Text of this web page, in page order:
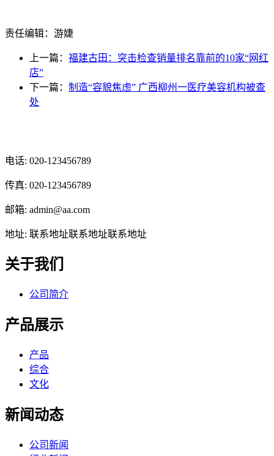
责任编辑：游婕
上一篇： 福建古田：突击检查销量排名靠前的10家“网红
店”
下一篇： 制造“容貌焦虑” 广西柳州一医疗美容机构被查
处
电话: 020-123456789
传真: 020-123456789
邮箱: admin@aa.com
地址: 联系地址联系地址联系地址
关于我们
公司简介
产品展示
产品
综合
文化
新闻动态
公司新闻